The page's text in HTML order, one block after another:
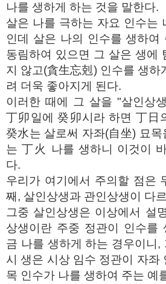
나를 생하게 하는 것을 말한다.
살은 나를 극하는 자요 인수는
인데 살은 나의 인수를 생하여
동림하여 있으면 그 살은 생에
지 않고(貪生忘剋) 인수를 생하
려 더욱 좋아지게 된다.
이러한 때에 그 살을 "살인상
丁卯일에 癸卯시라 하면 丁日
癸水는 살로써 자좌(自坐) 묘
는 丁火 나를 생하니 이것이
다.
우리가 여기에서 주의할 점은
째, 살인상생과 관인상생이 다
그중 살인상생은 이상에서 설
상생이란 주중 정관이 인수를
금 나를 생하게 하는 경우이니
시 생은 시상 임수 정관이 자좌
목 인수가 나를 생하여 주는 예